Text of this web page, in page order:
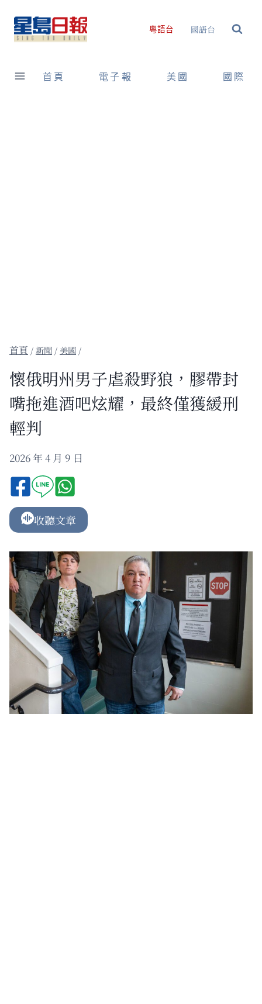
content
粵語台 國語台
首頁 電子報 美國 國際
/新聞 / 美國 /
懷俄明州男子虐殺野狼，膠帶封
嘴拖進酒吧炫耀，最終僅獲緩刑
輕判
2026 年 4 月 9 日
收聽文章